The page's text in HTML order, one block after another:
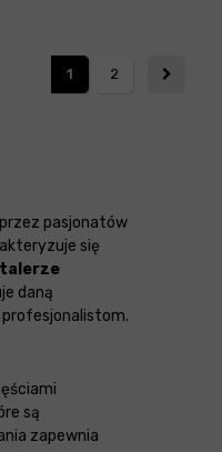
1 2
pasjonatów
się
talerze
daną
są
zapewnia